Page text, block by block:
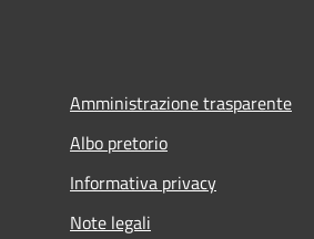
Amministrazione trasparente
Albo pretorio
Informativa privacy
Note legali